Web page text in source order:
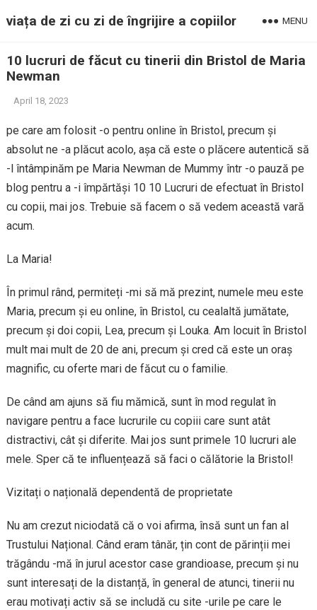
viața de zi cu zi de îngrijire a copiilor MENU
10 lucruri de făcut cu tinerii din Bristol de Maria
Newman
April 18, 2023
pe care am folosit -o pentru online în Bristol, precum și
absolut ne -a plăcut acolo, așa că este o plăcere autentică să
-l întâmpinăm pe Maria Newman de Mummy într -o pauză pe
blog pentru a -i împărtăși 10 10 Lucruri de efectuat în Bristol
cu copii, mai jos. Trebuie să facem o să vedem această vară
acum.
La Maria!
În primul rând, permiteți -mi să mă prezint, numele meu este
Maria, precum și eu online, în Bristol, cu cealaltă jumătate,
precum și doi copii, Lea, precum și Louka. Am locuit în Bristol
mult mai mult de 20 de ani, precum și cred că este un oraș
magnific, cu oferte mari de făcut cu o familie.
De când am ajuns să fiu mămică, sunt în mod regulat în
navigare pentru a face lucrurile cu copiii care sunt atât
distractivi, cât și diferite. Mai jos sunt primele 10 lucruri ale
mele. Sper că te influențează să faci o călătorie la Bristol!
Vizitați o națională dependentă de proprietate
Nu am crezut niciodată că o voi afirma, însă sunt un fan al
Trustului Național. Când eram tânăr, țin cont de părinții mei
trăgându -mă în jurul acestor case grandioase, precum și nu
sunt interesați de la distanță, în general de atunci, tinerii nu
erau motivați activ să se includă cu site -urile pe care le